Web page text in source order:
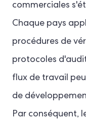
commerciales
Chaque pays
procédures de
protocoles
flux de travail
de
Par conséquent,